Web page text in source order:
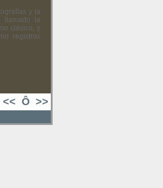
y la
llamado la
clásico, y
registros
<< Ô >>